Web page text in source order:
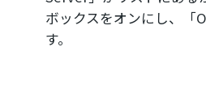
ボックスをオンにし、「
す。